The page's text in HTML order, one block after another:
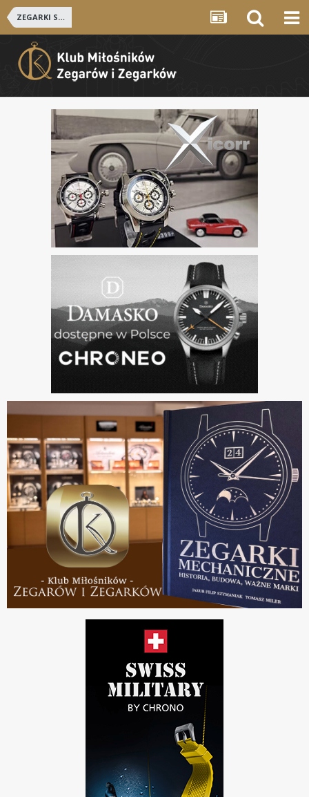
ZEGARKI SZWAJCARSKIE i NIEMIECKIE